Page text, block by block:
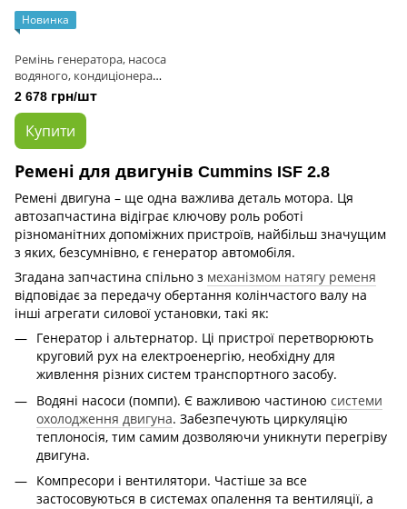
Новинка
Ремінь генератора, насоса
водяного, кондиціонера
8PK2475 Газель, NEXT, Бізнес,
Соболь, Рута, Белава дв.
Cummins ISF 2.8
2 678 грн/шт
Купити
Ремені для двигунів Cummins ISF 2.8
Ремені двигуна – ще одна важлива деталь мотора. Ця
автозапчастина відіграє ключову роль роботі
різноманітних допоміжних пристроїв, найбільш значущим
з яких, безсумнівно, є генератор автомобіля.
Згадана запчастина спільно з механізмом натягу ременя
відповідає за передачу обертання колінчастого валу на
інші агрегати силової установки, такі як:
Генератор і альтернатор. Ці пристрої перетворюють
круговий рух на електроенергію, необхідну для
живлення різних систем транспортного засобу.
Водяні насоси (помпи). Є важливою частиною системи
охолодження двигуна. Забезпечують циркуляцію
теплоносія, тим самим дозволяючи уникнути перегріву
двигуна.
Компресори і вентилятори. Частіше за все
застосовуються в системах опалення та вентиляції, а